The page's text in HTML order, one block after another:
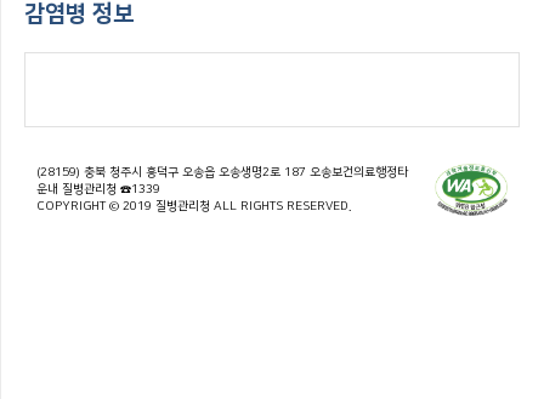
감염병 정보
(28159) 충북 청주시 흥덕구 오송읍 오송생명2로 187 오송보건의료행정타
운내 질병관리청 ☎1339
COPYRIGHT © 2019 질병관리청 ALL RIGHTS RESERVED.